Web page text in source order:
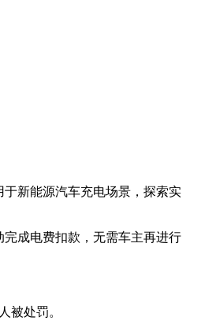
新能源汽车充电场景，探索实
成电费扣款，无需车主再进行
被处罚。